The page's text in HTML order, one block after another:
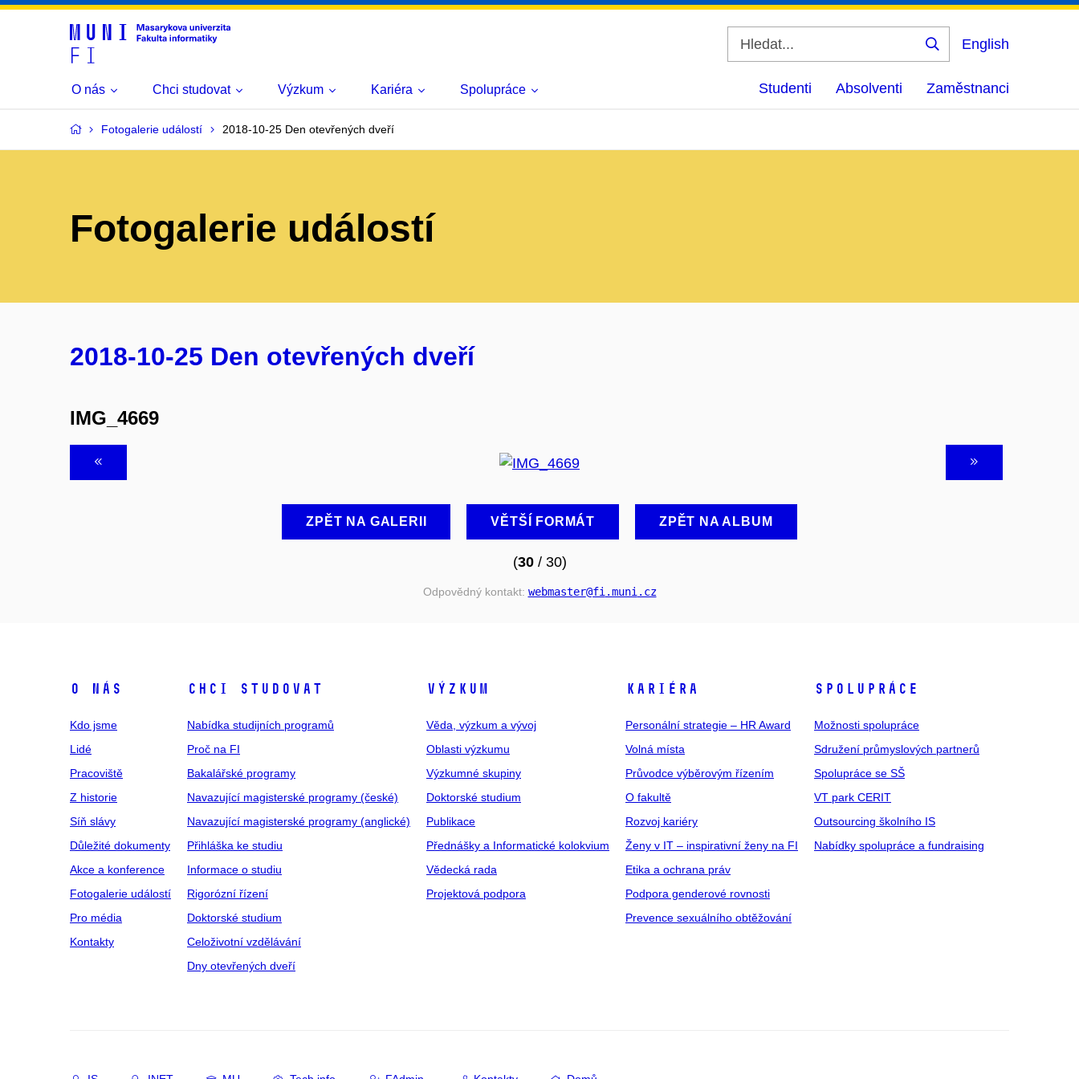
Vyhledat
English
O nás Chci studovat Výzkum Kariéra Spolupráce Studenti Absolventi Zaměstnanci
Fotogalerie událostí 2018-10-25 Den otevřených dveří
Fotogalerie událostí
2018-10-25 Den otevřených dveří
IMG_4669
ZPĚT NA GALERII VĚTŠÍ FORMÁT ZPĚT NA ALBUM
(30/ 30)
Odpovědný kontakt: webmaster@fi .muni .cz
O NÁS
Kdo jsme
Lidé
Pracoviště
Z historie
Síň slávy
Důležité dokumenty
Akce a konference
Fotogalerie událostí
Pro média
Kontakty
CHCI STUDOVAT
Nabídka studijních programů
Proč na FI
Bakalářské programy
Navazující magisterské programy (české)
Navazující magisterské programy (anglické)
Přihláška ke studiu
Informace o studiu
Rigorózní řízení
Doktorské studium
Celoživotní vzdělávání
Dny otevřených dveří
VÝZKUM
Věda, výzkum a vývoj
Oblasti výzkumu
Výzkumné skupiny
Doktorské studium
Publikace
Přednášky a Informatické kolokvium
Vědecká rada
Projektová podpora
KARIÉRA
Personální strategie – HR Award
Volná místa
Průvodce výběrovým řízením
O fakultě
Rozvoj kariéry
Ženy v IT – inspirativní ženy na FI
Etika a ochrana práv
Podpora genderové rovnosti
Prevence sexuálního obtěžování
SPOLUPRÁCE
Možnosti spolupráce
Sdružení průmyslových partnerů
Spolupráce se SŠ
VT park CERIT
Outsourcing školního IS
Nabídky spolupráce a fundraising